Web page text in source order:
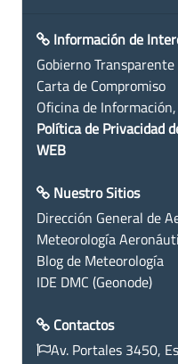
Información de
Gobierno Transparente
Carta de Compromiso
Oficina de
Política de Privacidad
WEB
Nuestro Sitios
Dirección General de
Meteorología
Blog de Meteorología
IDE DMC (Geonode)
Contactos
Av. Portales 3450,